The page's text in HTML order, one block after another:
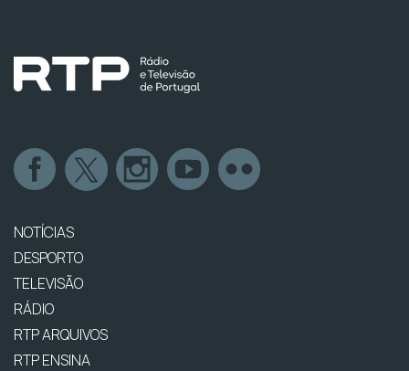
NOTÍCIAS
DESPORTO
TELEVISÃO
RÁDIO
RTP ARQUIVOS
RTP ENSINA